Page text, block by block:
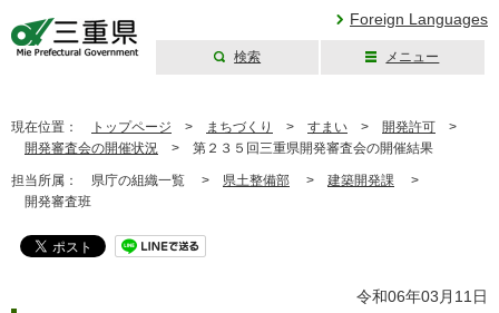
Foreign Languages
検索 メニュー
現在位置： トップページ > まちづくり > すまい > 開発許可 >
開発審査会の開催状況 > 第２３５回三重県開発審査会の開催結果
担当所属： 県庁の組織一覧 > 県土整備部 > 建築開発課 >
開発審査班
令和06年03月11日